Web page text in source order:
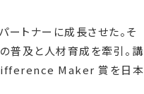
トナーに成長させた。そ
普及と人材育成を牽引。講
Maker 賞を日本